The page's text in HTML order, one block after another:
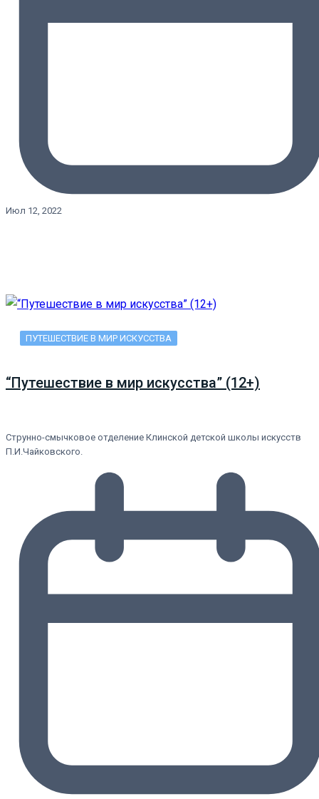
Июл 12, 2022
ПУТЕШЕСТВИЕ В МИР ИСКУССТВА
“Путешествие в мир искусства” (12+)
Струнно-смычковое отделение Клинской детской школы искусств
П.И.Чайковского.